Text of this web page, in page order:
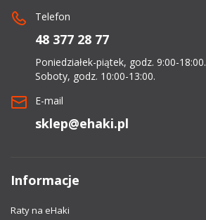
Telefon
48 377 28 77
Poniedziałek-piątek, godz. 9:00-18:00.
Soboty, godz. 10:00-13:00.
E-mail
sklep@ehaki.pl
Informacje
Raty na eHaki